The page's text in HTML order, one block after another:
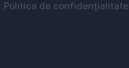
Politica de confidențialitate